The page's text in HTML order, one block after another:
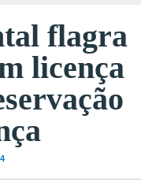
flagra
licença